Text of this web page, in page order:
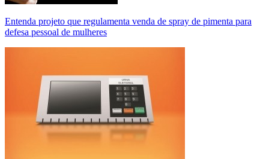
Entenda projeto que regulamenta venda de spray de pimenta para
defesa pessoal de mulheres